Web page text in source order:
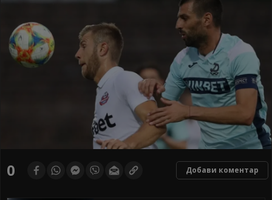
0 Добави коментар